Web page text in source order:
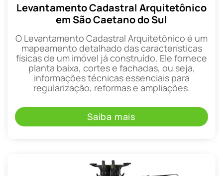
Levantamento Cadastral Arquitetônico
em São Caetano do Sul
O Levantamento Cadastral Arquitetônico é um
mapeamento detalhado das características
físicas de um imóvel já construído. Ele fornece
planta baixa, cortes e fachadas, ou seja,
informações técnicas essenciais para
regularização, reformas e ampliações.
Saiba mais